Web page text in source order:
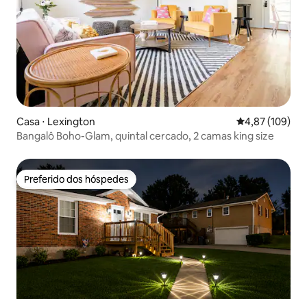
Casa ⋅ Lexington 4,87 de uma
4,87 (109)
Bangalô Boho-Glam, quintal cercado, 2 camas king size
Preferido dos hóspedes
Preferido dos hóspedes